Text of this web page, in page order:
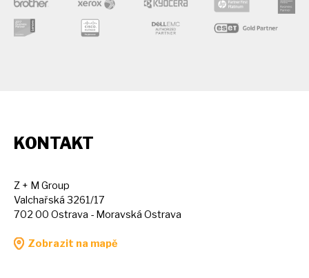
KONTAKT
Z + M Group
Valchařská 3261/17
702 00 Ostrava - Moravská Ostrava
Zobrazit na mapě